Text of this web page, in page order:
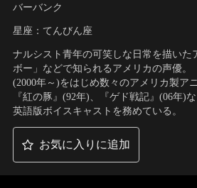
バーバンク
星座：てんびん座
ナルシスト青年の可笑しな日常を描いた
ボー」などで知られるアメリカの声優。
(2000年～)をはじめ数々のアメリカ製ア
『紅の豚』(92年)、『ゲド戦記』(06年)
英語版ボイスキャストを務めている。
お気に入りに追加